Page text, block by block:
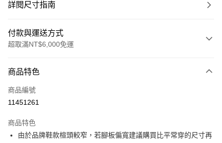
詳閱尺寸指南
付款與運送方式
超取滿NT$6,000免運
信用卡一次付款
超商取貨付款
Apple Pay
商品特色
商品編號
11451261
商品特色
由於品牌鞋款楦頭較窄，若腳板偏寬建議購買比平常穿的尺寸再